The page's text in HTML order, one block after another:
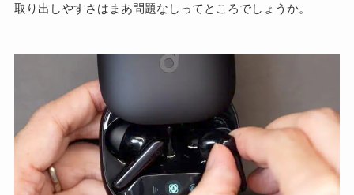
取り出しやすさはまあ問題なしってところでしょうか。